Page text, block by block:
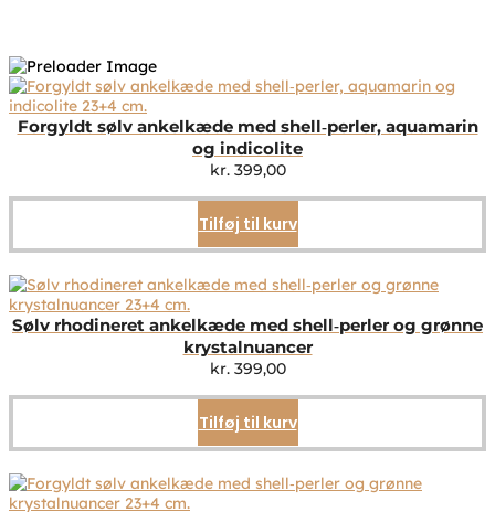
Forgyldt sølv ankelkæde med shell‑perler, aquamarin
og indicolite
kr.399,00
Tilføj til kurv
Sølv rhodineret ankelkæde med shell‑perler og grønne
krystalnuancer
kr.399,00
Tilføj til kurv